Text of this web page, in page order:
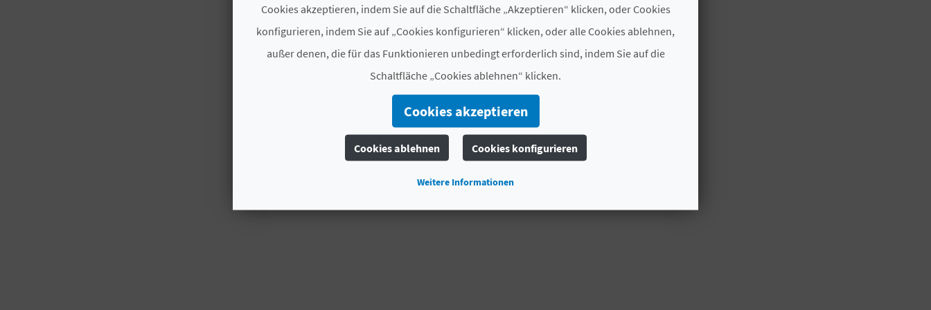
Cookies akzeptieren, indem Sie auf die Schaltfläche „Akzeptieren“ klicken, oder Cookies
konfigurieren, indem Sie auf „Cookies konfigurieren“ klicken, oder alle Cookies ablehnen,
außer denen, die für das Funktionieren unbedingt erforderlich sind, indem Sie auf die
Schaltfläche „Cookies ablehnen“ klicken.
Cookies akzeptieren
Cookies ablehnen Cookies konfigurieren
Weitere Informationen